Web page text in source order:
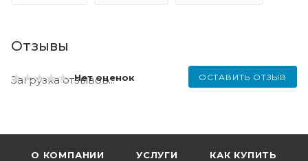
Отзывы
Нет оценок ОСТАВИТЬ ОТЗЫВ
Загрузка отзывов...
О КОМПАНИИ УСЛУГИ КАК КУПИТЬ